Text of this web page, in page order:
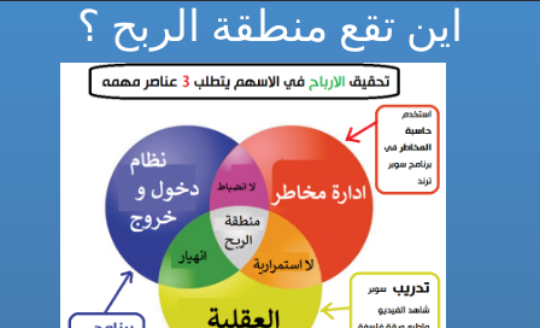
اين تقع منطقة الربح ؟